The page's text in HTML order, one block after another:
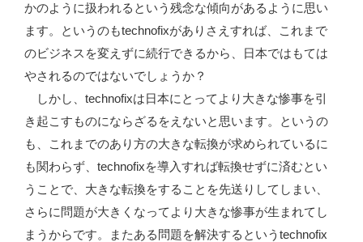
かのように扱われるという残念な傾向があるように思い
ます。というのもtechnofixがありさえすれば、これまで
のビジネスを変えずに続行できるから、日本ではもては
やされるのではないでしょうか？
しかし、technofixは日本にとってより大きな惨事を引
き起こすものにならざるをえないと思います。というの
も、これまでのあり方の大きな転換が求められているに
も関わらず、technofixを導入すれば転換せずに済むとい
うことで、大きな転換をすることを先送りしてしまい、
さらに問題が大きくなってより大きな惨事が生まれてし
まうからです。またある問題を解決するというtechnofix